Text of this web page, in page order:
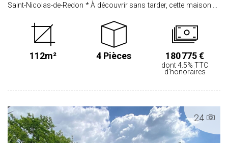
Saint-Nicolas-de-Redon * À découvrir sans tarder, cette maison de
d'espace et de projets personnalisés. La maison offre une belle
surface habitable comprenant 3 chambres, des volumes lumineux
et une distribution fonctionnelle. Des travaux de rafraîchissement
sont à prévoir, laissant libre cours à vos envies d'aménagement et
propriété dispose également de plusieurs dépendances, idéales
principaux. Les atouts majeurs : - 111 m² habitables - 3 chambres -
Terrain de +2 200 m² - Sous sol total avec différentes pièces
parfait pour une activité professionnelle : bureau.... - Dépendances
offrant de nombreuses possibilités - Fort potentiel de valorisation
112m² 4 Pièces 180 775 €
dont 4.5% TTC
d'honoraires
24